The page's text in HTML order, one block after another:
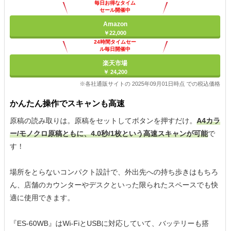
毎日お得なタイム
セール開催中
Amazon
￥22,000
24時間タイムセー
ル毎日開催中
楽天市場
￥ 24,200
※各社通販サイトの 2025年09月01日時点 での税込価格
かんたん操作でスキャンも高速
原稿の読み取りは。原稿をセットしてボタンを押すだけ。 A4カラ
ー/モノクロ原稿ともに、4.0秒/1枚という高速スキャンが可能で
す！
場所をとらないコンパクト設計で、外出先への持ち歩きはもちろ
ん、店舗のカウンターやデスクといった限られたスペースでも快
適に使用できます。
『ES-60WB』はWi-FiとUSBに対応していて、バッテリーも搭